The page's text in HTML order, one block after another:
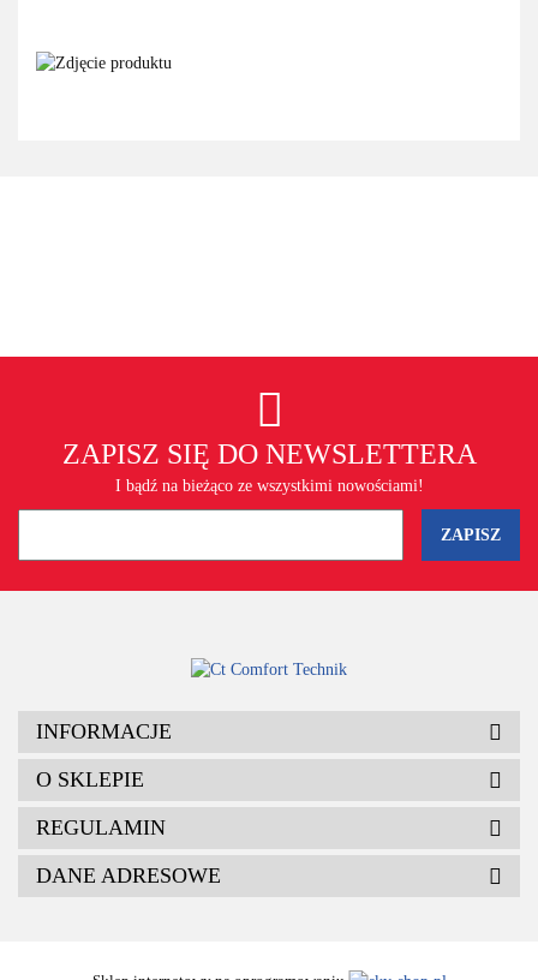
ZAPISZ SIĘ DO NEWSLETTERA
I bądź na bieżąco ze wszystkimi nowościami!
INFORMACJE
O SKLEPIE
REGULAMIN
DANE ADRESOWE